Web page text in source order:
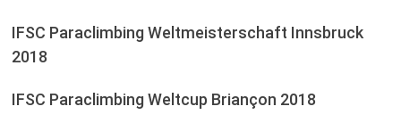
IFSC Paraclimbing Weltmeisterschaft Innsbruck
2018
IFSC Paraclimbing Weltcup Briançon 2018